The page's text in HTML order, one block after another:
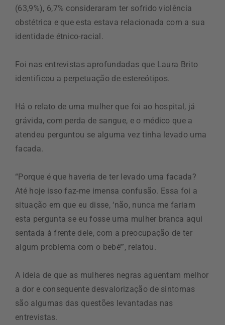
(63,9%), 6,7% consideraram ter sofrido violência
obstétrica e que esta estava relacionada com a sua
identidade étnico-racial.
Foi nas entrevistas aprofundadas que Laura Brito
identificou a perpetuação de estereótipos.
Há o relato de uma mulher que foi ao hospital, já
grávida, com perda de sangue, e o médico que a
atendeu perguntou se alguma vez tinha levado uma
facada.
“Porque é que haveria de ter levado uma facada?
Até hoje isso faz-me imensa confusão. Essa foi a
situação em que eu disse, ‘não, nunca me fariam
esta pergunta se eu fosse uma mulher branca aqui
sentada à frente dele, com a preocupação de ter
algum problema com o bebé’”, relatou.
A ideia de que as mulheres negras aguentam melhor
a dor e consequente desvalorização de sintomas
são algumas das questões levantadas nas
entrevistas.